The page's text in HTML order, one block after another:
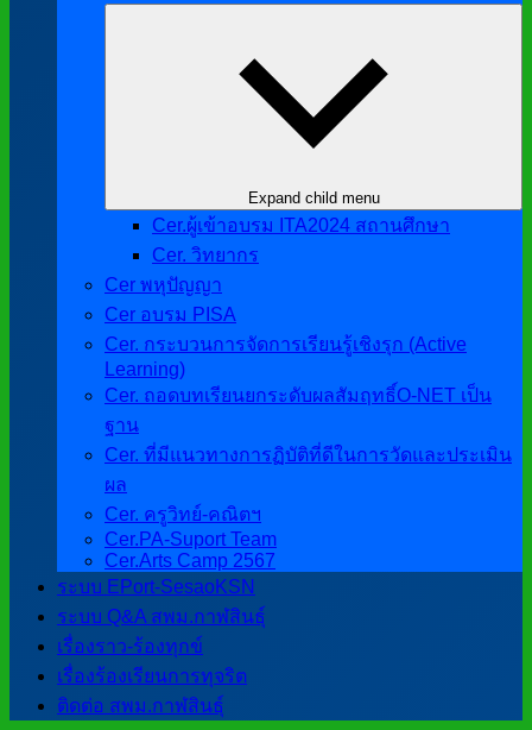
Expand child menu
Cer.ผู้เข้าอบรม ITA2024 สถานศึกษา
Cer. วิทยากร
Cer พหุปัญญา
Cer อบรม PISA
Cer. กระบวนการจัดการเรียนรู้เชิงรุก (Active
Learning)
Cer. ถอดบทเรียนยกระดับผลสัมฤทธิ์O-NET เป็น
ฐาน
Cer. ที่มีแนวทางการฏิบัติที่ดีในการวัดและประเมิน
ผล
Cer. ครูวิทย์-คณิตฯ
Cer.PA-Suport Team
Cer.Arts Camp 2567
ระบบ EPort-SesaoKSN
ระบบ Q&A สพม.กาฬสินธุ์
เรื่องราว-ร้องทุกข์
เรื่องร้องเรียนการทุจริต
ติดต่อ สพม.กาฬสินธุ์